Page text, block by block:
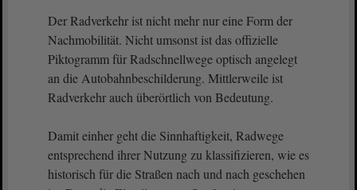
Der Radverkehr ist nicht mehr nur eine Form der
Nachmobilität. Nicht umsonst ist das offizielle
Piktogramm für Radschnellwege optisch angelegt
an die Autobahnbeschilderung. Mittlerweile ist
Radverkehr auch überörtlich von Bedeutung.
Damit einher geht die Sinnhaftigkeit, Radwege
entsprechend ihrer Nutzung zu klassifizieren, wie es
historisch für die Straßen nach und nach geschehen